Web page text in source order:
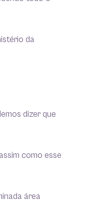
da
dizer que
como esse
área